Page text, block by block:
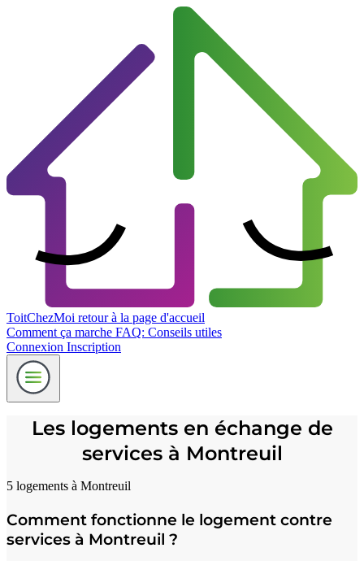
ToitChezMoi retour à la page d'accueil
Comment ça marche FAQ: Conseils utiles
Connexion Inscription
Les logements en échange de
services à Montreuil
5 logements à Montreuil
Comment fonctionne le logement contre
services à Montreuil ?